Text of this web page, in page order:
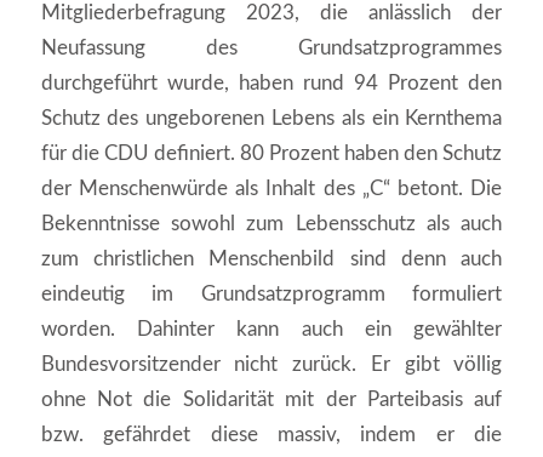
Mitgliederbefragung 2023, die anlässlich der
Neufassung des Grundsatzprogrammes
durchgeführt wurde, haben rund 94 Prozent den
Schutz des ungeborenen Lebens als ein Kernthema
für die CDU definiert. 80 Prozent haben den Schutz
der Menschenwürde als Inhalt des „C“ betont. Die
Bekenntnisse sowohl zum Lebensschutz als auch
zum christlichen Menschenbild sind denn auch
eindeutig im Grundsatzprogramm formuliert
worden. Dahinter kann auch ein gewählter
Bundesvorsitzender nicht zurück. Er gibt völlig
ohne Not die Solidarität mit der Parteibasis auf
bzw. gefährdet diese massiv, indem er die